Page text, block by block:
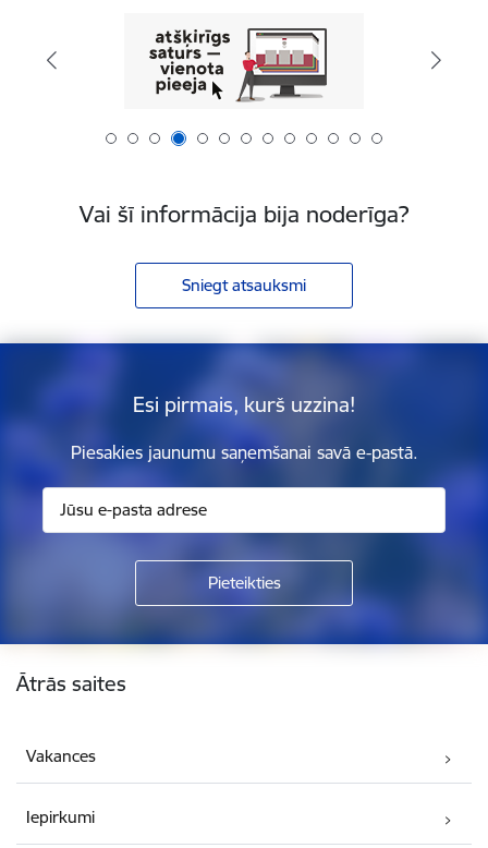
Vai šī informācija bija noderīga?
Sniegt atsauksmi
Esi pirmais, kurš uzzina!
Piesakies jaunumu saņemšanai savā e-pastā.
Kājene
Ātrās saites
Vakances
Iepirkumi